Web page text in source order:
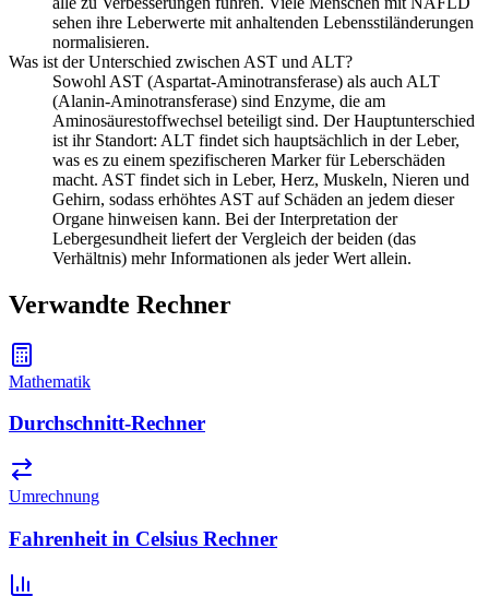
sehen ihre Leberwerte mit anhaltenden Lebensstiländerungen
normalisieren.
Was ist der Unterschied zwischen AST und ALT?
Sowohl AST (Aspartat-Aminotransferase) als auch ALT
(Alanin-Aminotransferase) sind Enzyme, die am
Aminosäurestoffwechsel beteiligt sind. Der Hauptunterschied
ist ihr Standort: ALT findet sich hauptsächlich in der Leber,
was es zu einem spezifischeren Marker für Leberschäden
macht. AST findet sich in Leber, Herz, Muskeln, Nieren und
Gehirn, sodass erhöhtes AST auf Schäden an jedem dieser
Organe hinweisen kann. Bei der Interpretation der
Lebergesundheit liefert der Vergleich der beiden (das
Verhältnis) mehr Informationen als jeder Wert allein.
Verwandte Rechner
Mathematik
Durchschnitt-Rechner
Umrechnung
Fahrenheit in Celsius Rechner